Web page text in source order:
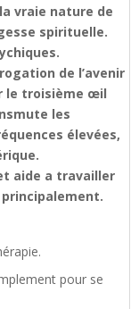
vraie nature de
spirituelle.
de l’avenir
le troisième œil
les
élevées,
aide a travailler
pour se